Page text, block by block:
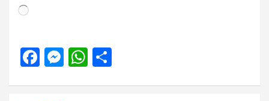
Loading…
F
M W